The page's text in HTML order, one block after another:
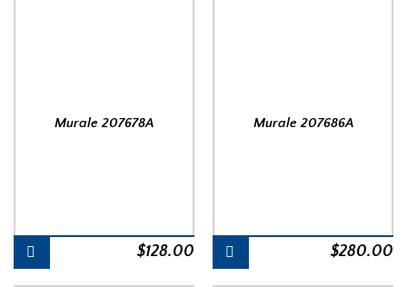
Murale 207678A
$128.00
Murale 207686A
$280.00